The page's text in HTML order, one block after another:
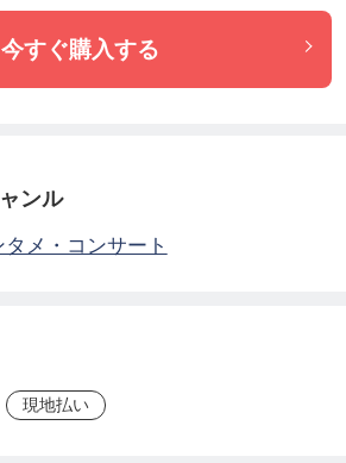
本番が近いので練習がてら演奏
間で集まってわいわいアンサンブ
お気軽に演奏しにいらしてくださ
にローテーション形式で演奏し
今すぐ購入する
ンル
タメ・コンサート
現地払い